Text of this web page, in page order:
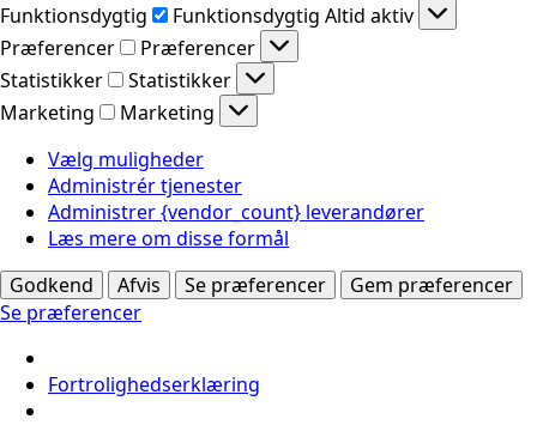
Funktionsdygtig
Funktionsdygtig Altid aktiv
Præferencer
Præferencer
Statistikker
Statistikker
Marketing
Marketing
Vælg muligheder
Administrér tjenester
Administrer {vendor_count} leverandører
Læs mere om disse formål
Godkend
Afvis Se præferencer
Gem præferencer
Se præferencer
Fortrolighedserklæring